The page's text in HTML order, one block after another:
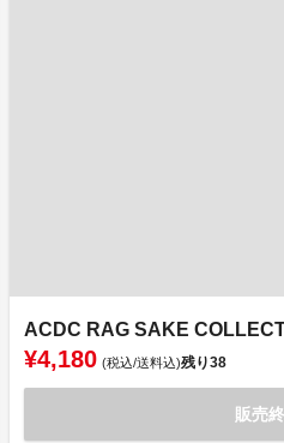
ACDC RAG SAKE
¥4,180 (税込/送料込)残り38
販売